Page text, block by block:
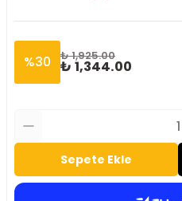
%30 ₺ 1,925.00
₺ 1,344.00
Sepete Ekle